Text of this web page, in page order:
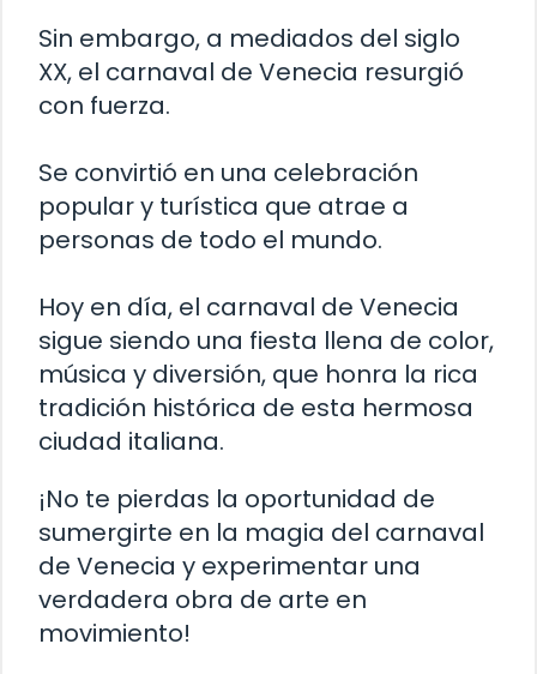
Sin embargo, a mediados del siglo
XX, el carnaval de Venecia resurgió
con fuerza.
Se convirtió en una celebración
popular y turística que atrae a
personas de todo el mundo.
Hoy en día, el carnaval de Venecia
sigue siendo una fiesta llena de color,
música y diversión, que honra la rica
tradición histórica de esta hermosa
ciudad italiana.
¡No te pierdas la oportunidad de
sumergirte en la magia del carnaval
de Venecia y experimentar una
verdadera obra de arte en
movimiento!